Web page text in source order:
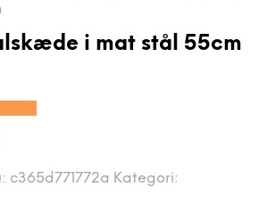
i mat stål 55cm
c365d771772a Kategori: